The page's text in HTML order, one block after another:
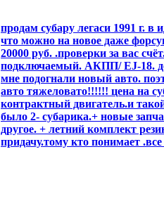
продам субару легаси 1991 г. в
что можно на новое даже
20000 руб. .проверки за вас
подключаемый. АКПП/ EJ-18.
мне подогнали новый авто.
авто тяжеловато!!!!!! цена на
контрактный двигатель.и
было 2- субарика.+ новые
другое. + летний комплект
придачу.тому кто понимает